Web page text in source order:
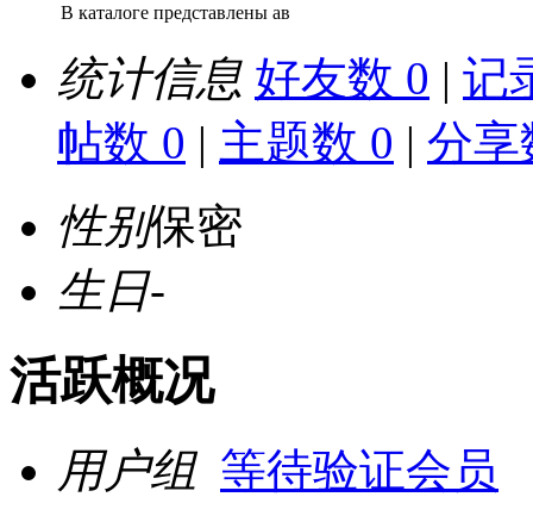
В каталоге представлены ав
统计信息 好友数 0 | 记
帖数 0 | 主题数 0 | 分享
性别保密
生日-
活跃概况
用户组 等待验证会员